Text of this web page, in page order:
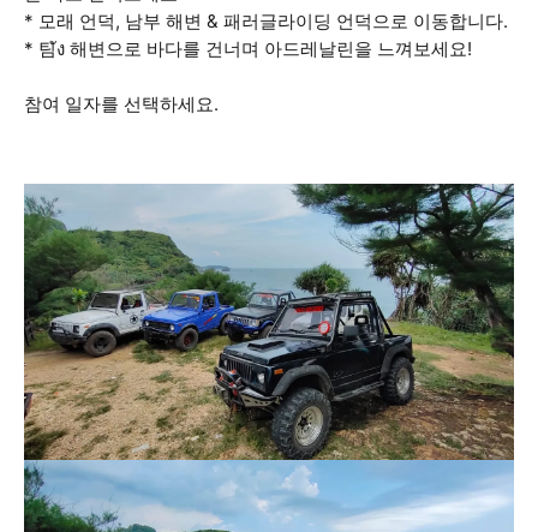
* 모래 언덕, 남부 해변 & 패러글라이딩 언덕으로 이동합니다.
* 팀ัง 해변으로 바다를 건너며 아드레날린을 느껴보세요!
참여 일자를 선택하세요.